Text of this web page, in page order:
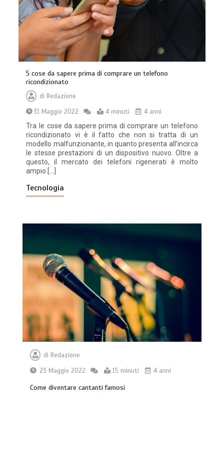
5 cose da sapere prima di comprare un telefono
ricondizionato
diRedazione
31 Maggio 2022
4 minuti
4 anni
Tra le cose da sapere prima di comprare un telefono
ricondizionato vi è il fatto che non si tratta di un
modello malfunzionante, in quanto presenta all’incirca
le stesse prestazioni di un dispositivo nuovo. Oltre a
questo, il mercato dei telefoni rigenerati è molto
ampio […]
Tecnologia
diRedazione
23 Maggio 2022
15 minuti 4 anni
Come diventare cantanti famosi